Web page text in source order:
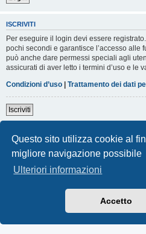
Questo sito utilizza cookie al
migliore navigazione possibile
Ulteriori informazioni
Accetto
ISCRIVITI
Per eseguire il login devi essere
pochi secondi e garantisce l’accesso alle
può anche dare permessi speciali agli
assicurati di aver letto i termini d’uso e le
Condizioni d’uso | Trattamento dei dati
Iscriviti
Indice Contattaci
Traduzione Italiana